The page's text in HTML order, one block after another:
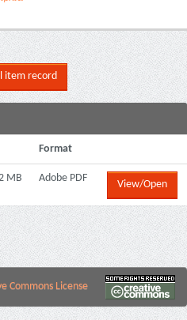
item record
Format
MB Adobe PDF
View/Open
Commons License